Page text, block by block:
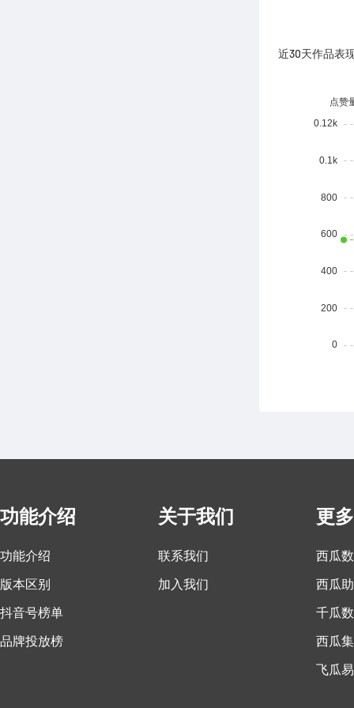
近30天作品表
功能介绍
功能介绍
版本区别
抖音号榜单
品牌投放榜
关于我们
联系我们
加入我们
更
西瓜
西瓜
千瓜
西瓜集
飞瓜